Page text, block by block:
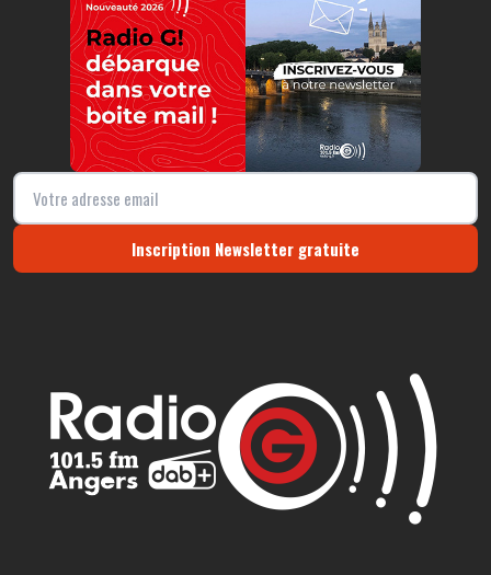
Inscription Newsletter gratuite